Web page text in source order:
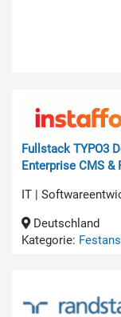
Fullstack TYPO3
Enterprise CMS &
IT |
Deutschland
Kategorie: